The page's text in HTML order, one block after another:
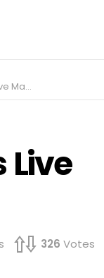
?
326 Votes